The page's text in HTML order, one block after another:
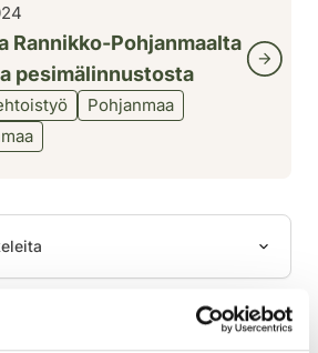
Rannikko-Pohjanmaalta
pesimälinnustosta
Pohjanmaa